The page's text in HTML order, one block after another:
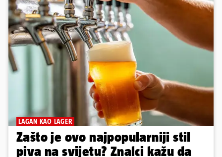
LAGAN KAO LAGER
Zašto je ovo najpopularniji stil
piva na svijetu? Znalci kažu da